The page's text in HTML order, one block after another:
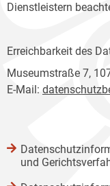
Dienstleistern
Erreichbarkeit des
Museumstraße 7,
E-Mail:
und